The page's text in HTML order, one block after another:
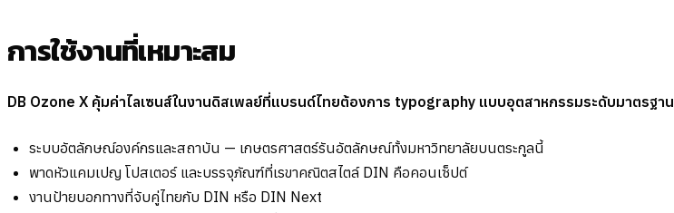
การใช้งานที่เหมาะสม
DB Ozone X คุ้มค่าไลเซนส์ในงานดิสเพลย์ที่แบรนด์ไทยต้องการ typography แบบอุตสาหกรรมระดับมาตรฐาน
ระบบอัตลักษณ์องค์กรและสถาบัน — เกษตรศาสตร์รันอัตลักษณ์ทั้งมหาวิทยาลัยบนตระกูลนี้
พาดหัวแคมเปญ โปสเตอร์ และบรรจุภัณฑ์ที่เรขาคณิตสไตล์ DIN คือคอนเซ็ปต์
งานป้ายบอกทางที่จับคู่ไทยกับ DIN หรือ DIN Next